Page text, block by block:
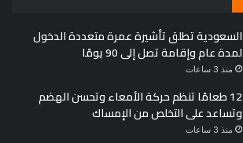
السعودية تطلق تأشيرة عمرة متعددة الدخول
لمدة عام وإقامة تصل إلى 90 يومًا
منذ 3 ساعات
12 طعامًا تنظم حركة الأمعاء وتحسن الهضم
وتساعد على التخلص من الإمساك
منذ 3 ساعات